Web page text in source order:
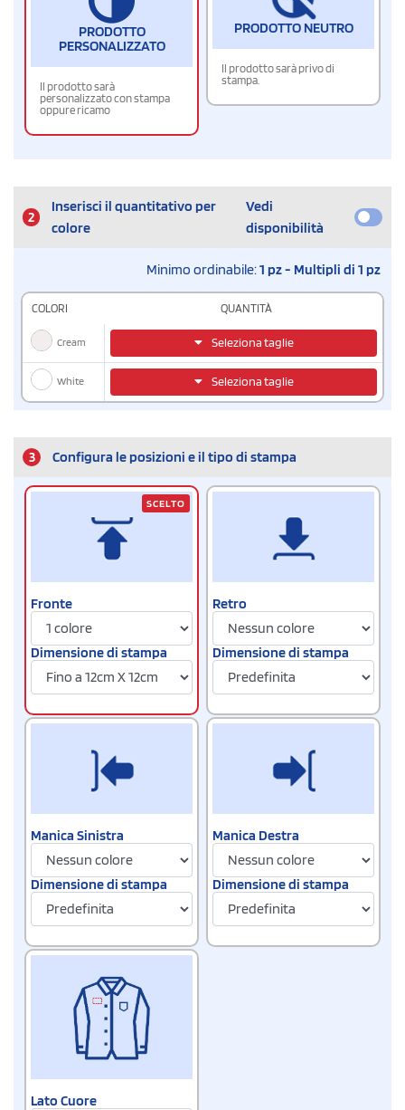
PRODOTTO
PERSONALIZZATO
Il prodotto sarà
personalizzato con stampa
oppure ricamo
PRODOTTO NEUTRO
Il prodotto sarà privo di
stampa.
2
Inserisci il quantitativo per
colore
Vedi
disponibilità
Minimo ordinabile:1 pz - Multipli di 1 pz
COLORI QUANTITÀ
Cream Seleziona taglie
White Seleziona taglie
3 Configura le posizioni e il tipo di stampa
Fronte
Dimensione di stampa
SCELTO
Retro
Dimensione di stampa
Manica Sinistra
Dimensione di stampa
Manica Destra
Dimensione di stampa
Lato Cuore